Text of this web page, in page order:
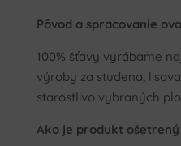
Pôvod a spracovanie
100% šťavy vyrábame
výroby za studena,
starostlivo vybraných
Ako je produkt ošetrený